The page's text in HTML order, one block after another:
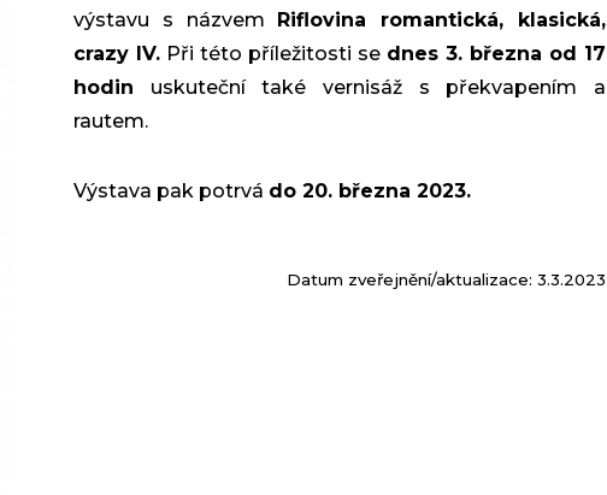
výstavu s názvem
Riflovina romantická, klasická,
crazy IV.Při této příležitosti se dnes 3. března od 17
hodin uskuteční také vernisáž s překvapením a
rautem.
Výstava pak potrvá do 20. března 2023.
Datum zveřejnění/aktualizace: 3.3.2023